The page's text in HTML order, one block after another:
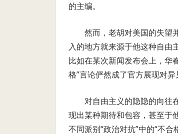
的主编。
然而，老胡对美国的失望
入的地方就来源于他这种自由
比如在某次新闻发布会上，华
格”言论俨然成了官方展现对异
对自由主义的隐隐的向往
现出某种期待和包容，甚至于
不同派别“政治对抗”中的“不合